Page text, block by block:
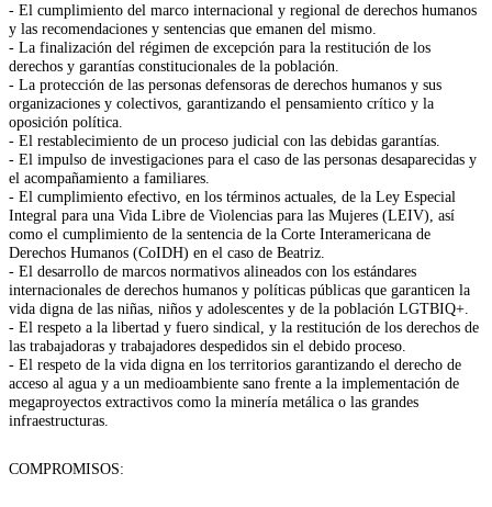
- El cumplimiento del marco internacional y regional de derechos humanos
y las recomendaciones y sentencias que emanen del mismo.
- La finalización del régimen de excepción para la restitución de los
derechos y garantías constitucionales de la población.
- La protección de las personas defensoras de derechos humanos y sus
organizaciones y colectivos, garantizando el pensamiento crítico y la
oposición política.
- El restablecimiento de un proceso judicial con las debidas garantías.
- El impulso de investigaciones para el caso de las personas desaparecidas y
el acompañamiento a familiares.
- El cumplimiento efectivo, en los términos actuales, de la Ley Especial
Integral para una Vida Libre de Violencias para las Mujeres (LEIV), así
como el cumplimiento de la sentencia de la Corte Interamericana de
Derechos Humanos (CoIDH) en el caso de Beatriz.
- El desarrollo de marcos normativos alineados con los estándares
internacionales de derechos humanos y políticas públicas que garanticen la
vida digna de las niñas, niños y adolescentes y de la población LGTBIQ+.
- El respeto a la libertad y fuero sindical, y la restitución de los derechos de
las trabajadoras y trabajadores despedidos sin el debido proceso.
- El respeto de la vida digna en los territorios garantizando el derecho de
acceso al agua y a un medioambiente sano frente a la implementación de
megaproyectos extractivos como la minería metálica o las grandes
infraestructuras.
COMPROMISOS: